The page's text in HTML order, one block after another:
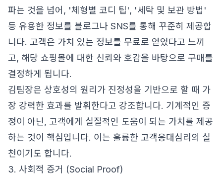
파는 것을 넘어, '체형별 코디 팁', '세탁 및 보관 방법'
등 유용한 정보를 블로그나 SNS를 통해 꾸준히 제공합
니다. 고객은 가치 있는 정보를 무료로 얻었다고 느끼
고, 해당 쇼핑몰에 대한 신뢰와 호감을 바탕으로 구매를
결정하게 됩니다.
김팀장은 상호성의 원리가 진정성을 기반으로 할 때 가
장 강력한 효과를 발휘한다고 강조합니다. 기계적인 증
정이 아닌, 고객에게 실질적인 도움이 되는 가치를 제공
하는 것이 핵심입니다. 이는 훌륭한 고객응대심리의 실
천이기도 합니다.
3. 사회적 증거 (Social Proof)